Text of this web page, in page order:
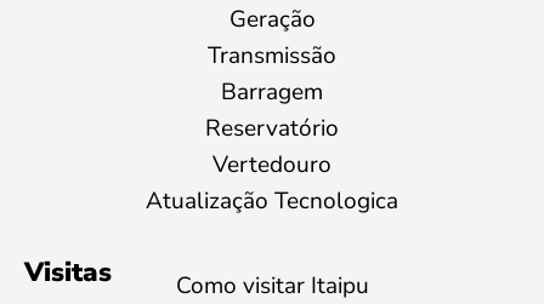
Geração
Transmissão
Barragem
Reservatório
Vertedouro
Atualização Tecnologica
Visitas
Como visitar Itaipu